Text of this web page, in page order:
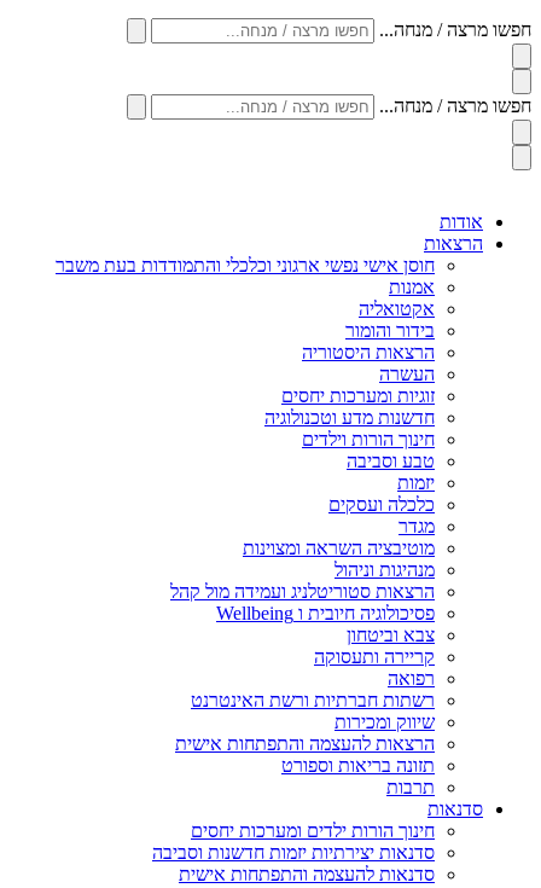
חפשו מרצה / מנחה...
חפשו מרצה / מנחה...
אודות
הרצאות
חוסן אישי נפשי ארגוני וכלכלי והתמודדות בעת משבר
אמנות
אקטואליה
בידור והומור
הרצאות היסטוריה
העשרה
זוגיות ומערכות יחסים
חדשנות מדע וטכנולוגיה
חינוך הורות וילדים
טבע וסביבה
יזמות
כלכלה ועסקים
מגדר
מוטיבציה השראה ומצוינות
מנהיגות וניהול
הרצאות סטוריטלניג ועמידה מול קהל
פסיכולוגיה חיובית ו Wellbeing
צבא וביטחון
קריירה ותעסוקה
רפואה
רשתות חברתיות ורשת האינטרנט
שיווק ומכירות
הרצאות להעצמה והתפתחות אישית
תזונה בריאות וספורט
תרבות
סדנאות
חינוך הורות ילדים ומערכות יחסים
סדנאות יצירתיות יזמות חדשנות וסביבה
סדנאות להעצמה והתפתחות אישית